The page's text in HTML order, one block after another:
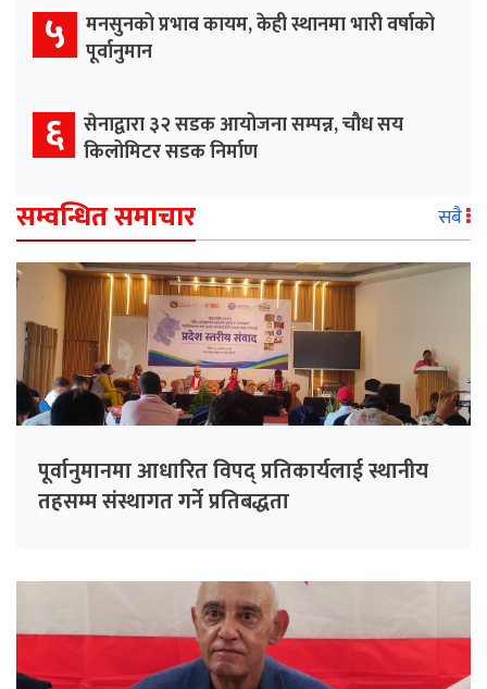
५ मनसुनको प्रभाव कायम, केही स्थानमा भारी वर्षाको
पूर्वानुमान
६ सेनाद्वारा ३२ सडक आयोजना सम्पन्न, चौध सय
किलोमिटर सडक निर्माण
सम्वन्धित समाचार सबै
पूर्वानुमानमा आधारित विपद् प्रतिकार्यलाई स्थानीय
तहसम्म संस्थागत गर्ने प्रतिबद्धता